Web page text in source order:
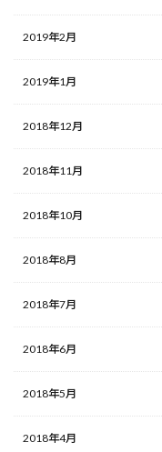
2019年2月
2019年1月
2018年12月
2018年11月
2018年10月
2018年8月
2018年7月
2018年6月
2018年5月
2018年4月